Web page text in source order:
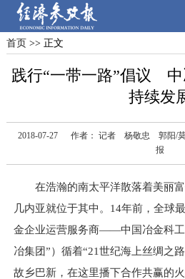
首页 深度
财智
电子报
首页 >> 正文
践行“一带一路”倡议
持续发
2018-07-27 作者： 记者 杨敬忠 郭阳/莫
报
在浩瀚的南太平洋散落着美丽富
几内亚就位于其中。14年前，全球
金企业运营服务商——中国冶金科工
冶集团”）循着“21世纪海上丝绸之
故乡巴新，在这里播下合作共赢的